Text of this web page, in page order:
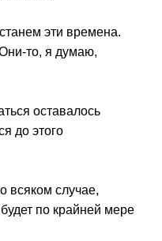
эти времена.
то, я думаю,
оставалось
до этого
всяком случае,
по крайней мере